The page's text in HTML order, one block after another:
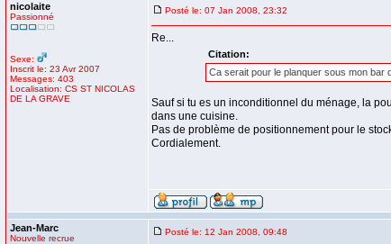
nicolaite
Passionné
Sexe:
Inscrit le: 23 Avr 2007
Messages: 403
Localisation: CS ST NICOLAS
DE LA GRAVE
Posté le: 07 Jan 2008, 23:32
Re...
Citation:
Ca serait pour le planquer sous mon bar
Sauf si tu es un inconditionnel du ménage, la
dans une cuisine.
Pas de problème de positionnement pour le
Cordialement.
Jean-Marc
Nouvelle recrue
Posté le: 12 Jan 2008, 09:48